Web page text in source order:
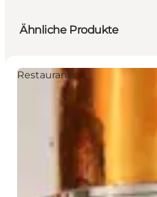
Ähnliche Produkte
Restaurants